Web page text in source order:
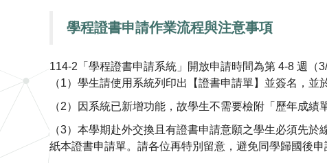
學程證書申請作業流程與注意事項
114-2「學程證書申請系統」開放申請時間為第 4-8 週（
（1）學生請使用系統列印出【證書申請單】並簽名，
（2）因系統已新增功能，故學生不需要檢附「歷年成績
（3）本學期赴外交換且有證書申請意願之學生必須先
紙本證書申請單。請各位再特別留意，避免同學歸國後申